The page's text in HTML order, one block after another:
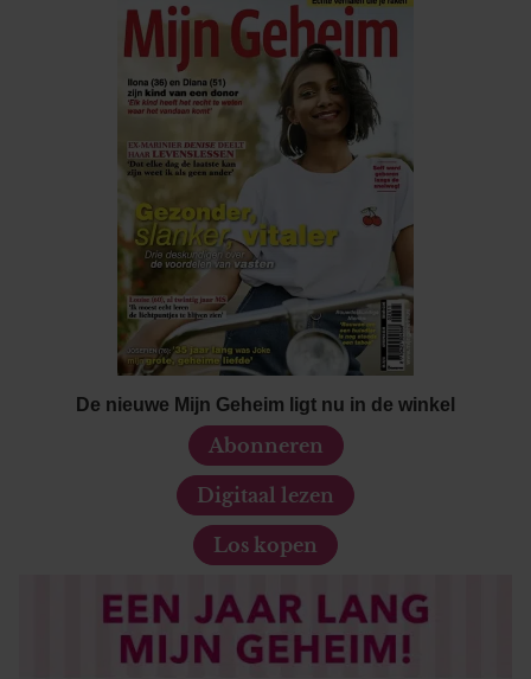
De nieuwe Mijn Geheim ligt nu in de winkel
Abonneren
Digitaal lezen
Los kopen